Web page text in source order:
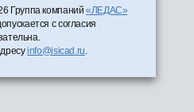
Группа компаний«ЛЕДАС»
с согласия
info@isicad.ru.